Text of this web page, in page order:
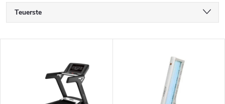
P
r
Teuerste
Alphabetisch